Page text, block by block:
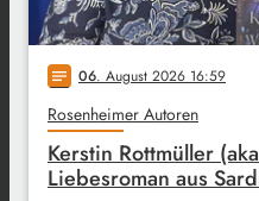
notes 06. August 2026 16:59
Rosenheimer Autoren
Kerstin Rottmüller
Liebesroman aus